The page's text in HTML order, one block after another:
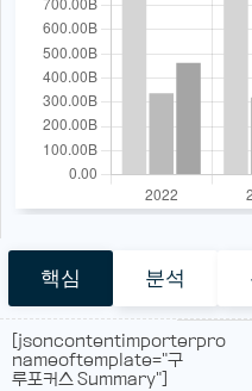
핵심 분석
[jsoncontentimporterpro
nameoftemplate="구
루포커스 Summary"]